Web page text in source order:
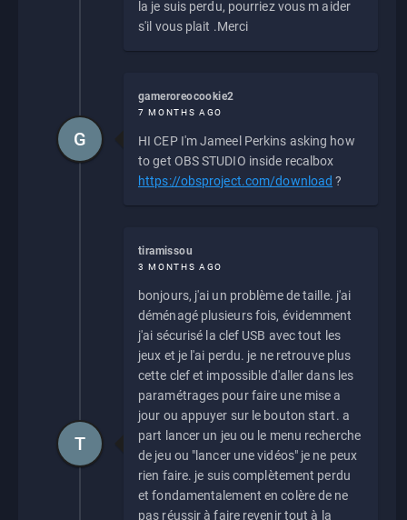
la je suis perdu, pourriez vous m aider
s'il vous plait .Merci
gameroreocookie2
7 MONTHS AGO
HI CEP I'm Jameel Perkins asking how
to get OBS STUDIO inside recalbox
https://obsproject.com/download ?
G
tiramissou
3 MONTHS AGO
bonjours, j'ai un problème de taille. j'ai
déménagé plusieurs fois, évidemment
j'ai sécurisé la clef USB avec tout les
jeux et je l'ai perdu. je ne retrouve plus
cette clef et impossible d'aller dans les
paramétrages pour faire une mise a
jour ou appuyer sur le bouton start. a
part lancer un jeu ou le menu recherche
de jeu ou "lancer une vidéos" je ne peux
rien faire. je suis complètement perdu
et fondamentalement en colère de ne
pas réussir à faire revenir tout à la
T